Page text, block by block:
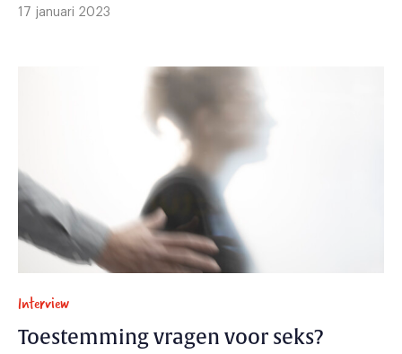
17 januari 2023
Interview
Toestemming vragen voor seks?